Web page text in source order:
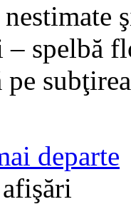
spelbă
pe
departe